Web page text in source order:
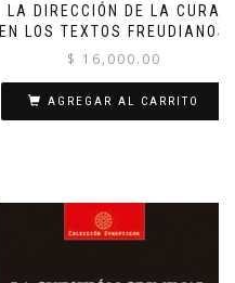
LA DIRECCIÓN DE LA CURA
EN LOS TEXTOS FREUDIANOS
$ 16,000.00
AGREGAR AL CARRITO